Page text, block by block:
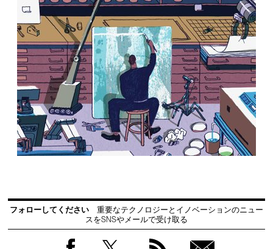
フォローしてください
重要なテクノロジーとイノベーションのニュー
スをSNSやメールで受け取る